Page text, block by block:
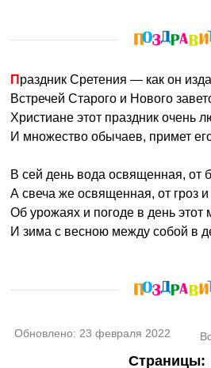
Праздник Сретения — как он
Встречей Старого и Нового
Христиане этот праздник очень
И множество обычаев, примет
В сей день вода освященная, от
А свеча же освященная, от гроз
Об урожаях и погоде в день этот
И зима с весною между собой в
Обновлено: 23 февраля 2022
Страницы: